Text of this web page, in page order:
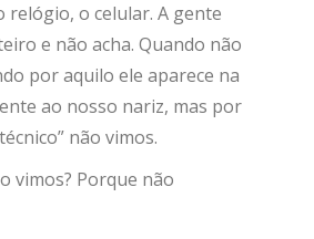
relógio, o celular. A gente
e não acha. Quando não
por aquilo ele aparece na
ao nosso nariz, mas por
não vimos.
vimos? Porque não